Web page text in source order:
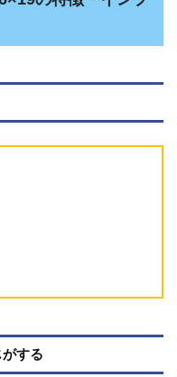
する